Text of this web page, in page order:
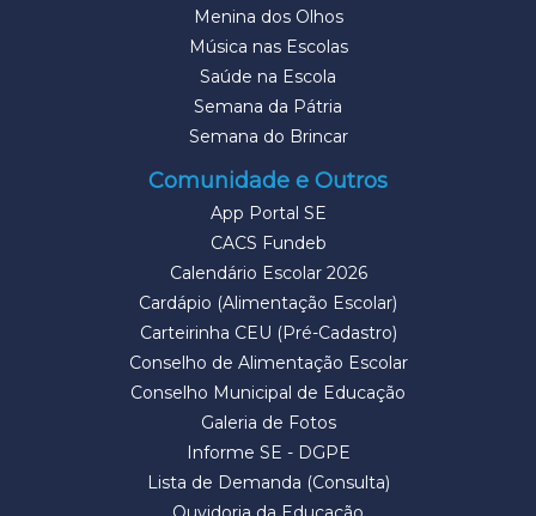
Menina dos Olhos
Música nas Escolas
Saúde na Escola
Semana da Pátria
Semana do Brincar
Comunidade e Outros
App Portal SE
CACS Fundeb
Calendário Escolar 2026
Cardápio (Alimentação Escolar)
Carteirinha CEU (Pré-Cadastro)
Conselho de Alimentação Escolar
Conselho Municipal de Educação
Galeria de Fotos
Informe SE - DGPE
Lista de Demanda (Consulta)